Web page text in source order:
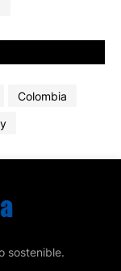
Colombia
sostenible.